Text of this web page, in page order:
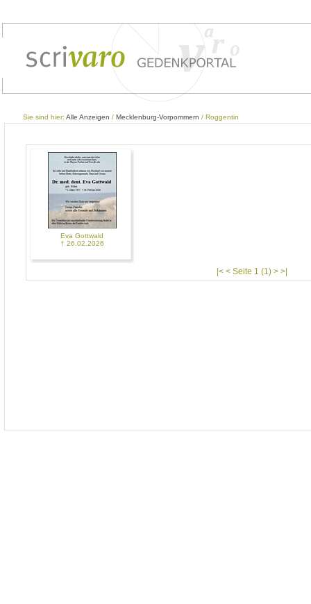
Sie sind hier: Alle Anzeigen / Mecklenburg-Vorpommern / Roggentin
Eva Gottwald
† 26.02.2026
|< < Seite 1 (1) > >|